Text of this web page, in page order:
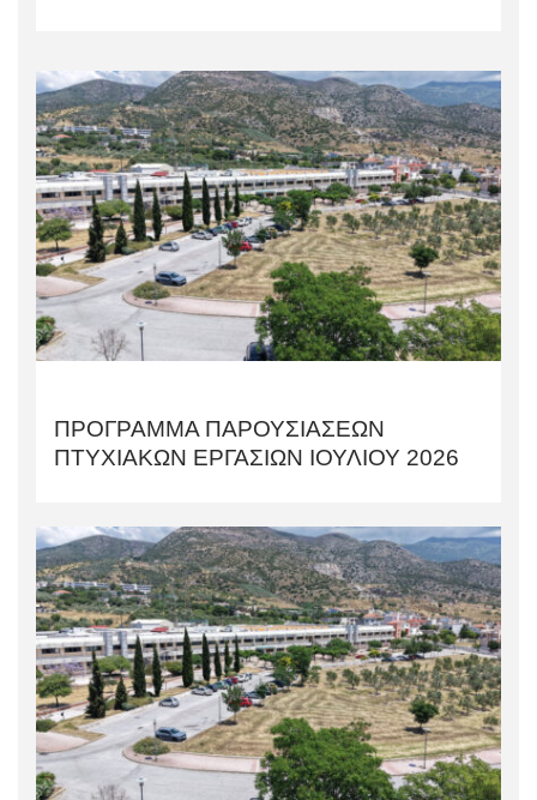
ΠΡΟΓΡΑΜΜΑ ΠΑΡΟΥΣΙΑΣΕΩΝ
ΠΤΥΧΙΑΚΩΝ ΕΡΓΑΣΙΩΝ ΙΟΥΛΙΟΥ 2026